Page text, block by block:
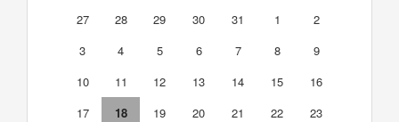
27
28 29 30 31 1
2
3
4 5 6 7 8
9
10
11 12 13 14 15
16
17
18 19 20 21 22
23